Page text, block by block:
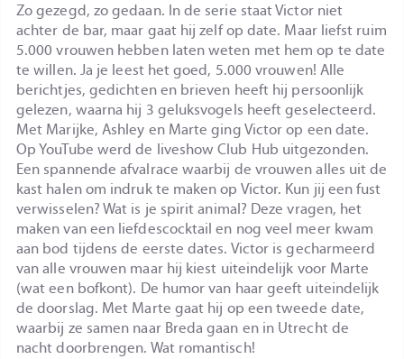
Zo gezegd, zo gedaan. In de serie staat Victor niet
achter de bar, maar gaat hij zelf op date. Maar liefst ruim
5.000 vrouwen hebben laten weten met hem op te date
te willen. Ja je leest het goed, 5.000 vrouwen! Alle
berichtjes, gedichten en brieven heeft hij persoonlijk
gelezen, waarna hij 3 geluksvogels heeft geselecteerd.
Met Marijke, Ashley en Marte ging Victor op een date.
Op YouTube werd de liveshow Club Hub uitgezonden.
Een spannende afvalrace waarbij de vrouwen alles uit de
kast halen om indruk te maken op Victor. Kun jij een fust
verwisselen? Wat is je spirit animal? Deze vragen, het
maken van een liefdescocktail en nog veel meer kwam
aan bod tijdens de eerste dates. Victor is gecharmeerd
van alle vrouwen maar hij kiest uiteindelijk voor Marte
(wat een bofkont). De humor van haar geeft uiteindelijk
de doorslag. Met Marte gaat hij op een tweede date,
waarbij ze samen naar Breda gaan en in Utrecht de
nacht doorbrengen. Wat romantisch!